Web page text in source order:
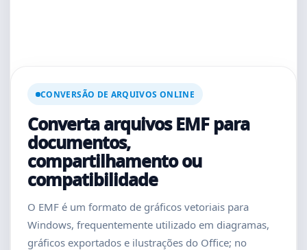
CONVERSÃO DE ARQUIVOS ONLINE
Converta arquivos EMF para
documentos,
compartilhamento ou
compatibilidade
O EMF é um formato de gráficos vetoriais para
Windows, frequentemente utilizado em diagramas,
gráficos exportados e ilustrações do Office; no